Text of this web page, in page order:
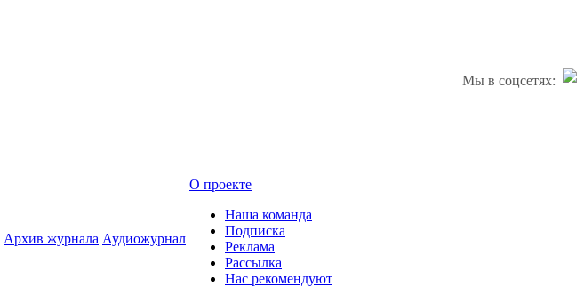
Мы в соцсетях:
Архив журнала Аудиожурнал
О проекте
Наша команда
Подписка
Реклама
Рассылка
Нас рекомендуют